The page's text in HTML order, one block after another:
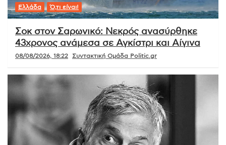
Ελλάδα Ό,τι είναι!
Σοκ στον Σαρωνικό: Νεκρός ανασύρθηκε
43χρονος ανάμεσα σε Αγκίστρι και Αίγινα
08/08/2026, 18:22 Συντακτική Ομάδα Politic.gr